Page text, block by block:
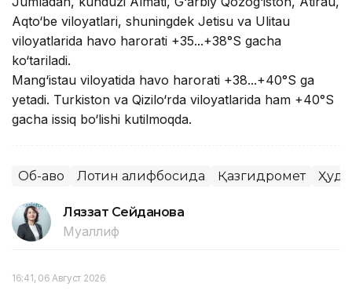
Aqto‘be viloyatlari, shuningdek Jetisu va Ulitau
viloyatlarida havo harorati +35...+38°S gacha
ko‘tariladi.
Mang‘istau viloyatida havo harorati +38...+40°S ga
yetadi. Turkiston va Qizilo‘rda viloyatlarida ham +40°S
gacha issiq bo‘lishi kutilmoqda.
Об-ҳаво Лотин алифбосида Қазгидромет
Ляззат Сейданова
Муаллиф
16:41, 06 Август 2026